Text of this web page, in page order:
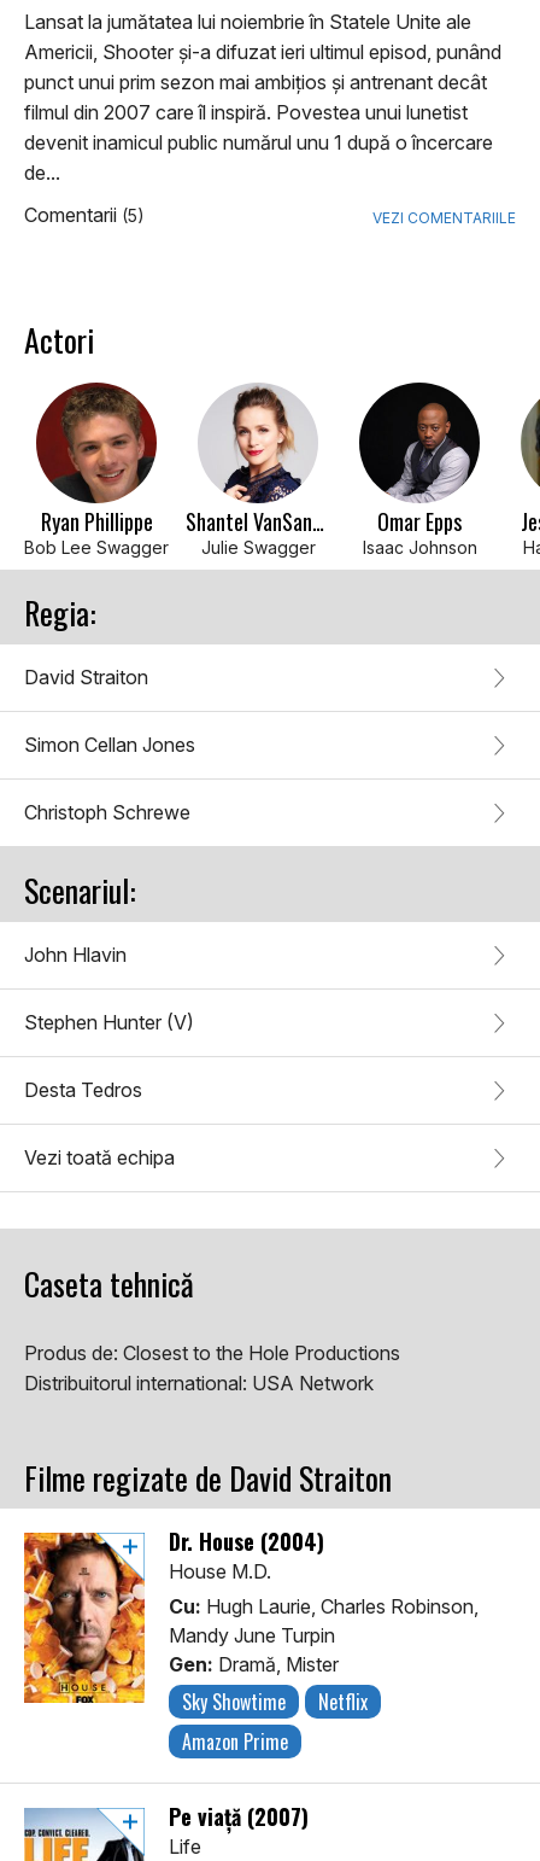
Lansat la jumătatea lui noiembrie în Statele Unite ale
Americii, Shooter şi-a difuzat ieri ultimul episod, punând
punct unui prim sezon mai ambiţios şi antrenant decât
filmul din 2007 care îl inspiră. Povestea unui lunetist
devenit inamicul public numărul unu 1 după o încercare
de...
Comentarii (5) VEZI COMENTARIILE
Actori
Ryan Phillippe
Bob Lee Swagger
Shantel VanSanten
Julie Swagger
Omar Epps
Isaac Johnson
Regia:
David Straiton
Simon Cellan Jones
Christoph Schrewe
Scenariul:
John Hlavin
Stephen Hunter (V)
Desta Tedros
Vezi toată echipa
Caseta tehnică
Produs de: Closest to the Hole Productions
Distribuitorul international: USA Network
Filme regizate de David Straiton
Dr. House (2004)
House M.D.
Cu: Hugh Laurie, Charles Robinson,
Mandy June Turpin
Gen: Dramă, Mister
Sky Showtime
Netflix
Amazon Prime
Pe viață (2007)
Life